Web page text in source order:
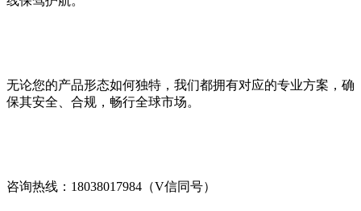
无论您的产品形态如何独特，我们都拥有对应的专业方案，确
保其安全、合规，畅行全球市场。
咨询热线：18038017984（V信同号）